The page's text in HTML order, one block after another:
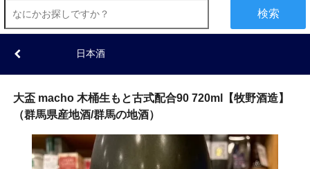
検索
日本酒
大盃 macho 木桶生もと古式配合90 720ml【牧野酒造】
（群馬県産地酒/群馬の地酒）